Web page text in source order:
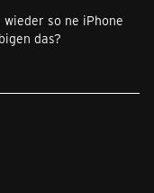
so ne iPhone
das?